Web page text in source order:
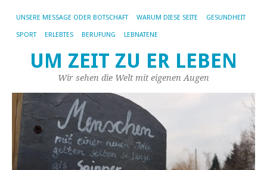
UNSERE MESSAGE ODER BOTSCHAFT WARUM DIESE SEITE GESUNDHEIT
SPORT ERLEBTES BERUFUNG LEBNATENE
UM ZEIT ZU ER LEBEN
Wir sehen die Welt mit eigenen Augen